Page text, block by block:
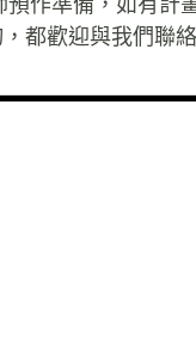
預作準備，如有計
都歡迎與我們聯